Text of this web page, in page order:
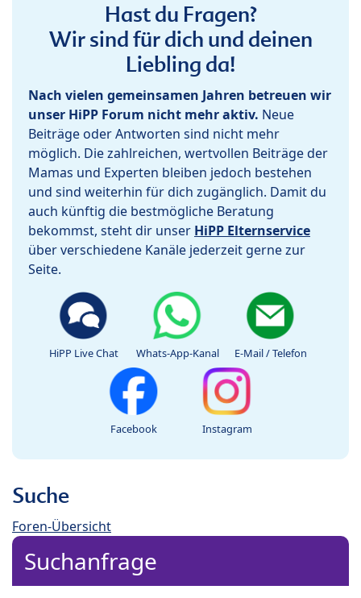
Hast du Fragen?
Wir sind für dich und deinen
Liebling da!
Nach vielen gemeinsamen Jahren betreuen wir
unser HiPP Forum nicht mehr aktiv. Neue
Beiträge oder Antworten sind nicht mehr
möglich. Die zahlreichen, wertvollen Beiträge der
Mamas und Experten bleiben jedoch bestehen
und sind weiterhin für dich zugänglich. Damit du
auch künftig die bestmögliche Beratung
bekommst, steht dir unser HiPP Elternservice
über verschiedene Kanäle jederzeit gerne zur
Seite.
HiPP Live Chat Whats-App-Kanal E-Mail / Telefon
Facebook Instagram
Suche
Foren-Übersicht
Suchanfrage